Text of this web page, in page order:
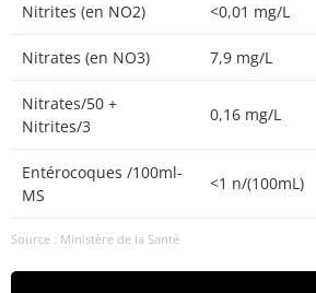
Nitrites (en NO2) <0,01 mg/L
Nitrates (en NO3) 7,9 mg/L
Nitrates/50 +
Nitrites/3
0,16 mg/L
Entérocoques /100ml-
MS
<1 n/(100mL)
Source : Ministère de la Santé